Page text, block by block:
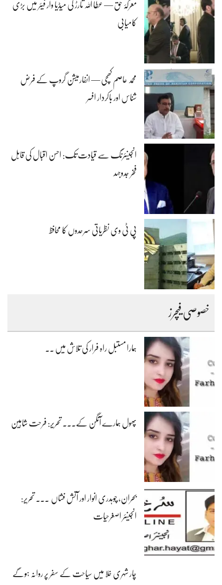
معرکۂ حق — عطا اللہ تارڑ کی میڈیا وار فیئر میں بڑی
کامیابی
محمد عاصم کھچی — انفارمیشن گروپ کے فرض
شناس اور باکردار افسر
انجینئرنگ سے قیادت تک: احسن اقبال کی قابل
فخر جدوجہد
پی ٹی وی نظریاتی سرحدوں کا محافظ
خصوصی فیچرز
ہمارا مستبل راہ فرار کی تلاش میں ۔۔
پھول ہمارے آنگن کے۔۔۔ تحریر: فرحت شاہین
بحران، چوہدری انوار اور آتش فشاں ۔۔۔ تحریر:
انجینئر اصغرحیات
چار شہری خلا میں سیاحت کے سفر پر روانہ ہوگے